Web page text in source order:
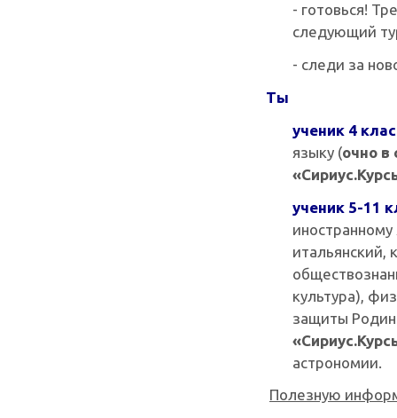
- готовься!
следующий
- следи за
Ты
ученик 4
языку (очно в
ученик 5-11
итальянский,
культура),
защиты
астрономии.
Полезную